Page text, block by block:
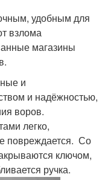
удобным для
взлома
магазины
и
и надёжностью,
воров.
легко,
повреждается. Со
ключом,
ручка.